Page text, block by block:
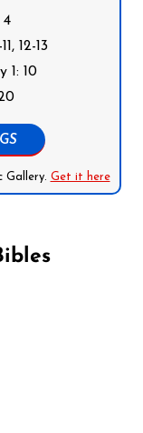
4
12-13
1: 10
Gallery. Get it here